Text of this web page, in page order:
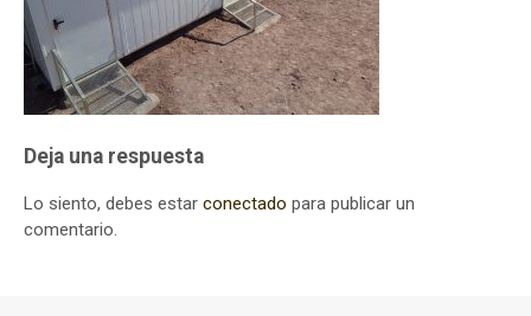
Deja una respuesta
Lo siento, debes estar conectado para publicar un
comentario.